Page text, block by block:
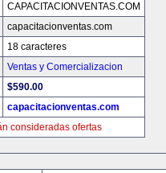
CAPACITACIONVENTAS.COM
capacitacionventas.com
18 caracteres
Ventas y Comercializacion
$590.00
capacitacionventas.com
consideradas ofertas